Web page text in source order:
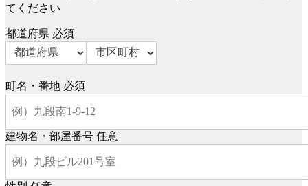
てください
都道府県 必須
町名・番地 必須
建物名・部屋番号 任意